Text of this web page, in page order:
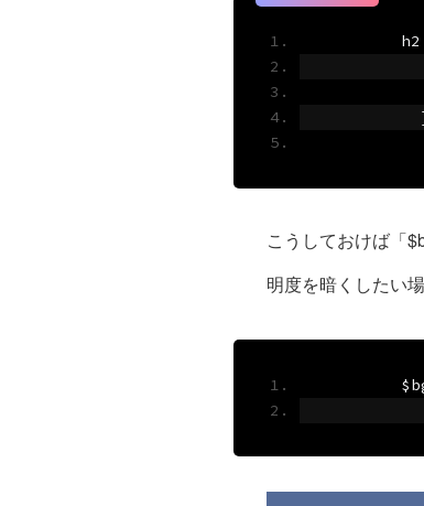
        h2
こうしておけば「
明度を暗くしたい